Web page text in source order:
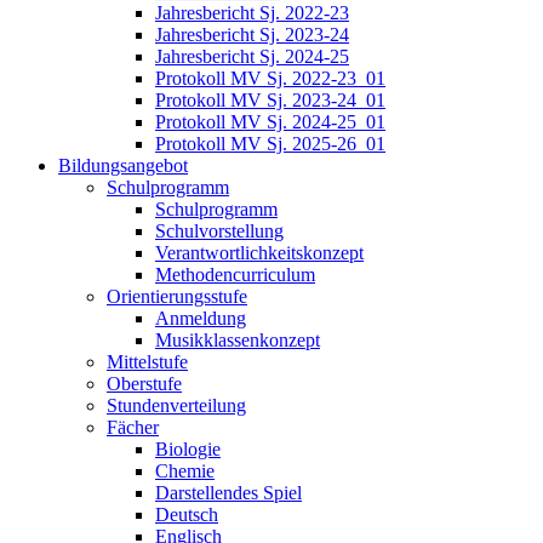
Jahresbericht Sj. 2022-23
Jahresbericht Sj. 2023-24
Jahresbericht Sj. 2024-25
Protokoll MV Sj. 2022-23_01
Protokoll MV Sj. 2023-24_01
Protokoll MV Sj. 2024-25_01
Protokoll MV Sj. 2025-26_01
Bildungsangebot
Schulprogramm
Schulprogramm
Schulvorstellung
Verantwortlichkeitskonzept
Methodencurriculum
Orientierungsstufe
Anmeldung
Musikklassenkonzept
Mittelstufe
Oberstufe
Stundenverteilung
Fächer
Biologie
Chemie
Darstellendes Spiel
Deutsch
Englisch